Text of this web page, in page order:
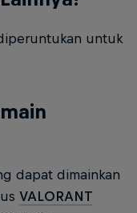
untuk
dapat dimainkan
VALORANT